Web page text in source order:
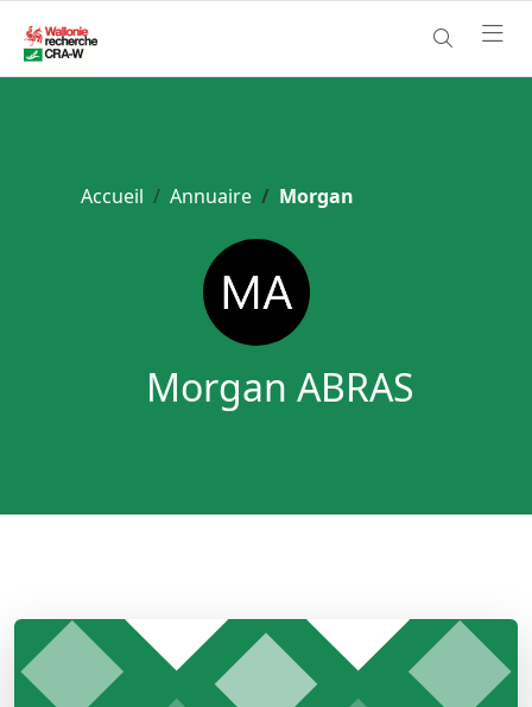
Accueil Annuaire Morgan
Morgan ABRAS